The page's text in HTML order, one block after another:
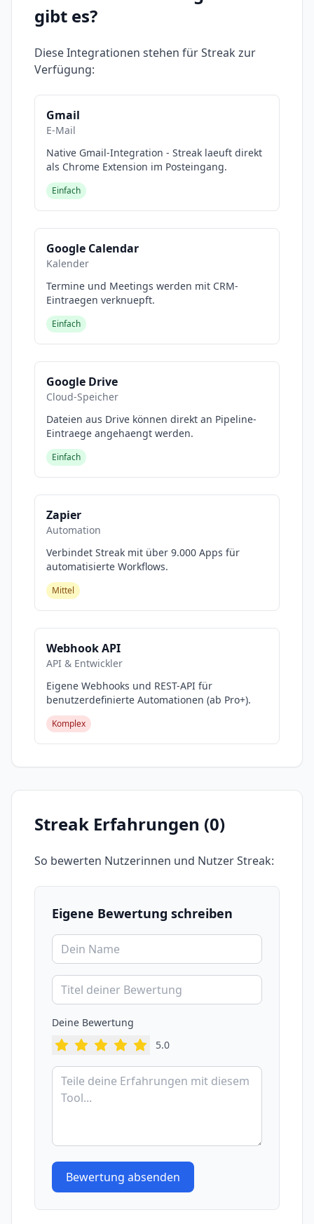
https://mailchi.mp/71ac3fcdbfdf/stewart-gauld
Let me know if you found this Streak CRM
support with your Streak, make sure to get in
touch with me today. Thanks for watching and
enjoy! #streak #streaktutorial
gibt es?
Diese Integrationen stehen fürStreak zur
Verfügung:
Gmail
E-Mail
Native Gmail-Integration - Streak laeuft direkt
als Chrome Extension im Posteingang.
Einfach
Google Calendar
Kalender
Termine und Meetings werden mit CRM-
Eintraegen verknuepft.
Einfach
Google Drive
Cloud-Speicher
Dateien aus Drive können direkt an Pipeline-
Eintraege angehaengt werden.
Einfach
Zapier
Automation
Verbindet Streak mit über 9.000 Apps für
automatisierte Workflows.
Mittel
Webhook API
API & Entwickler
Eigene Webhooks und REST-API für
benutzerdefinierte Automationen (ab Pro+).
Komplex
Streak Erfahrungen (0)
So bewerten Nutzerinnen und NutzerStreak:
Eigene Bewertung schreiben
Deine Bewertung
5.0
Bewertung absenden